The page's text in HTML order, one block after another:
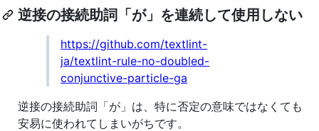
逆接の接続助詞「が」を連続して使用しない
https://github.com/textlint-
ja/textlint-rule-no-doubled-
conjunctive-particle-ga
逆接の接続助詞「が」は、特に否定の意味ではなくても
安易に使われてしまいがちです。